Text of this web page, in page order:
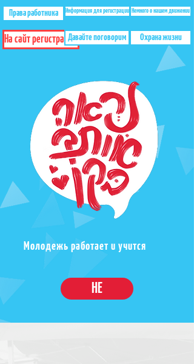
Права работника Информация для регистрации Немного о нашем движении
На сайт регистрацииДавайте поговорим Охрана жизни
Молодежь работает и учится
HE